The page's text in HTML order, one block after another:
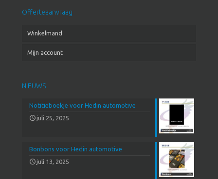
Offerteaanvraag
Winkelmand
Mijn account
NIEUWS
Notitieboekje voor Hedin automotive
juli 25, 2025
Bonbons voor Hedin automotive
juli 13, 2025